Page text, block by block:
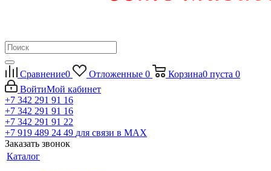
Сравнение0 Отложенные 0 Корзина0 пуста 0
ВойтиМой кабинет
+7 342 291 91 16
+7 342 291 91 16
+7 342 291 91 22
+7 919 489 24 49 для связи в МАХ
Заказать звонок
Каталог